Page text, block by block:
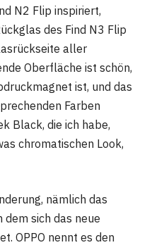
N2 Flip inspiriert,
des Find N3 Flip
aller
Oberfläche ist schön,
ist, und das
Farben
Black, die ich habe,
chromatischen Look,
nämlich das
dem sich das neue
OPPO nennt es den